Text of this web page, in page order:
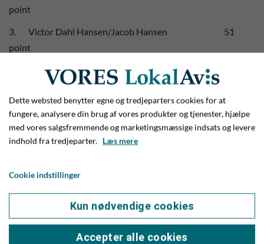
point
3. Victor Dahl Hansen/Jacob Hansen 51
point
4. Gert Dahl/Keld Martinussen 49 point
Nærmest flaget på par 3 hullerne i 1. slag:
Hul 6 Bjarne Jørgensen 4,55 meter
Hul 9 Ruth Jørgensen 0,66 meter
Hul 13 Erik C Nielsen 1,79 meter
Dette websted benytter egne og tredjeparters cookies for at
fungere, analysere din brug af vores produkter og tjenester, hjælpe
med vores salgsfremmende og marketingsmæssige indsats og levere
indhold fra tredjeparter. Læs mere
Cookie indstillinger
Kun nødvendige cookies
Accepter alle cookies